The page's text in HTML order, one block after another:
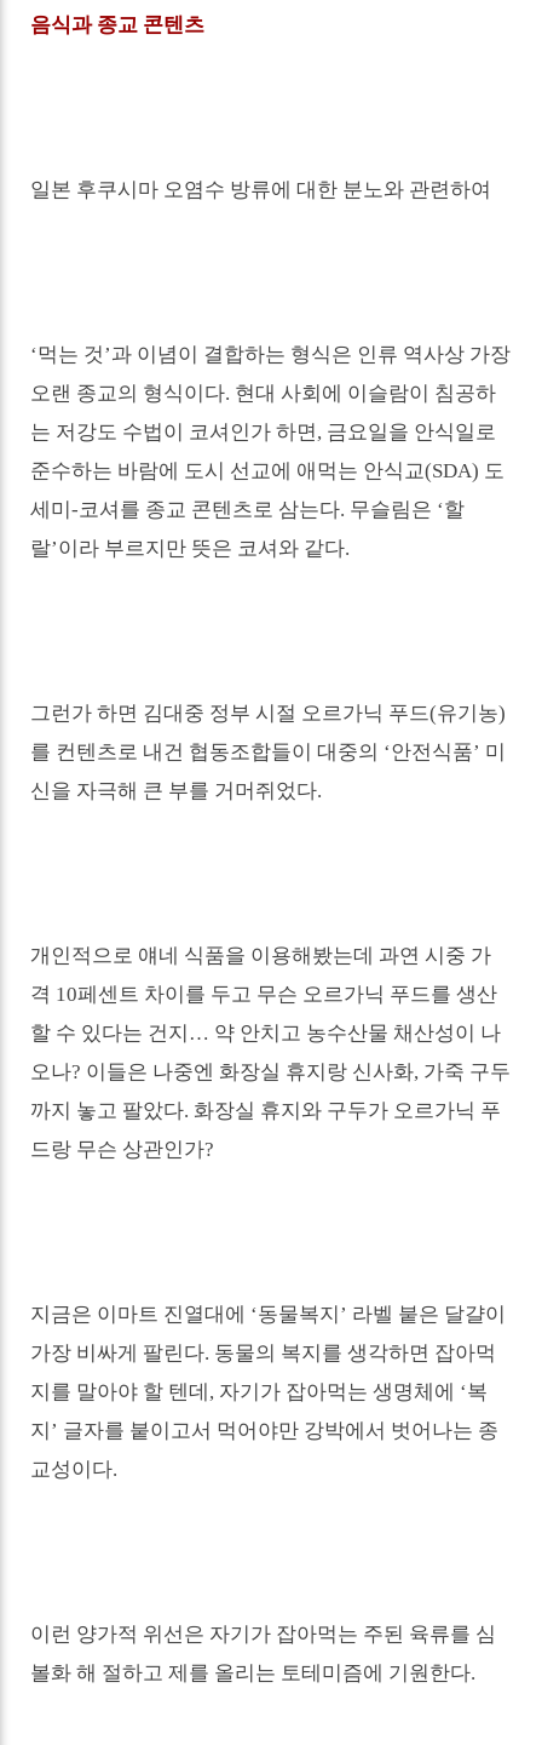
음식과 종교 콘텐츠
일본 후쿠시마 오염수 방류에 대한 분노와 관련하여
‘먹는 것’과 이념이 결합하는 형식은 인류 역사상 가장
오랜 종교의 형식이다. 현대 사회에 이슬람이 침공하
는 저강도 수법이 코셔인가 하면, 금요일을 안식일로
준수하는 바람에 도시 선교에 애먹는 안식교(SDA) 도
세미-코셔를 종교 콘텐츠로 삼는다. 무슬림은 ‘할
랄’이라 부르지만 뜻은 코셔와 같다.
그런가 하면 김대중 정부 시절 오르가닉 푸드(유기농)
를 컨텐츠로 내건 협동조합들이 대중의 ‘안전식품’ 미
신을 자극해 큰 부를 거머쥐었다.
개인적으로 얘네 식품을 이용해봤는데 과연 시중 가
격 10페센트 차이를 두고 무슨 오르가닉 푸드를 생산
할 수 있다는 건지 … 약 안치고 농수산물 채산성이 나
오나? 이들은 나중엔 화장실 휴지랑 신사화, 가죽 구두
까지 놓고 팔았다. 화장실 휴지와 구두가 오르가닉 푸
드랑 무슨 상관인가?
지금은 이마트 진열대에 ‘동물복지 ’ 라벨 붙은 달걀이
가장 비싸게 팔린다. 동물의 복지를 생각하면 잡아먹
지를 말아야 할 텐데 , 자기가 잡아먹는 생명체에 ‘복
지 ’ 글자를 붙이고서 먹어야만 강박에서 벗어나는 종
교성이다.
이런 양가적 위선은 자기가 잡아먹는 주된 육류를 심
볼화 해 절하고 제를 올리는 토테미즘에 기원한다.